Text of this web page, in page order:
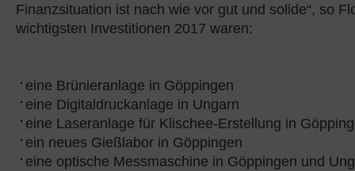
Finanzsituation ist nach wie vor gut und solide“, so
wichtigsten Investitionen 2017 waren:
eine Brünieranlage in Göppingen
eine Digitaldruckanlage in Ungarn
eine Laseranlage für Klischee-Erstellung in
ein neues Gießlabor in Göppingen
eine optische Messmaschine in Göppingen und